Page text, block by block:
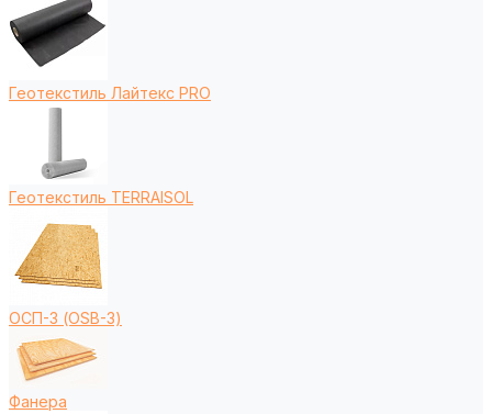
Геотекстиль Лайтекс PRO
Геотекстиль TERRAISOL
ОСП-3 (OSB-3)
Фанера